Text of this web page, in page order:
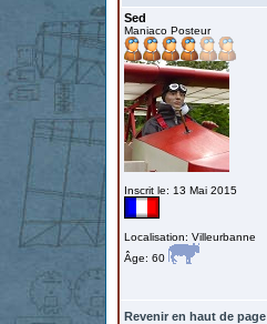
Sed
Maniaco Posteur
Inscrit le: 13 Mai 2015
Localisation: Villeurbanne
Âge: 60
Revenir en haut de page